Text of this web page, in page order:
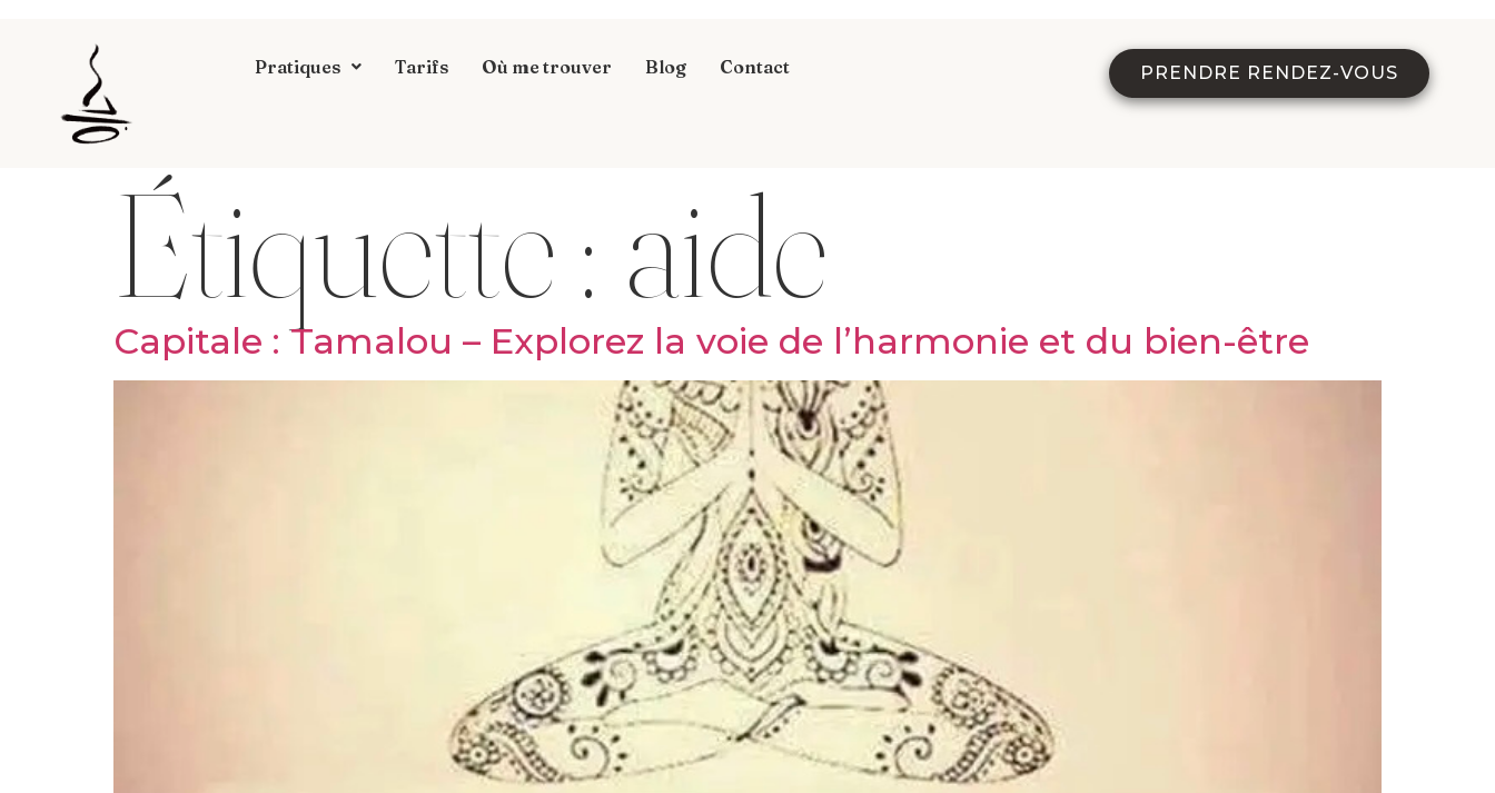
Pratiques Tarifs Où me trouver Blog Contact PRENDRE RENDEZ-VOUS
Étiquette : aide
Capitale : Tamalou – Explorez la voie de l’harmonie et du bien-être